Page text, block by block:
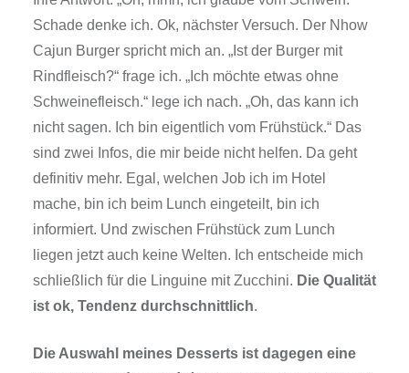
Schade denke ich. Ok, nächster Versuch. Der Nhow
Cajun Burger spricht mich an. „Ist der Burger mit
Rindfleisch?“ frage ich. „Ich möchte etwas ohne
Schweinefleisch.“ lege ich nach. „Oh, das kann ich
nicht sagen. Ich bin eigentlich vom Frühstück.“ Das
sind zwei Infos, die mir beide nicht helfen. Da geht
definitiv mehr. Egal, welchen Job ich im Hotel
mache, bin ich beim Lunch eingeteilt, bin ich
informiert. Und zwischen Frühstück zum Lunch
liegen jetzt auch keine Welten. Ich entscheide mich
schließlich für die Linguine mit Zucchini. Die Qualität
ist ok, Tendenz durchschnittlich.
Die Auswahl meines Desserts ist dagegen eine